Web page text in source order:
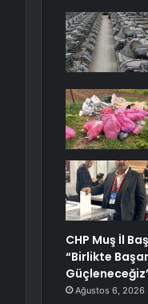
CHP Muş İl
“Birlikte
Ağustos 6, 2026